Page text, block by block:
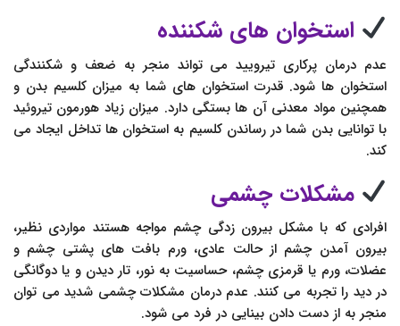
استخوان های شکننده
عدم درمان پرکاری تیرویید می تواند منجر به ضعف و شکنندگی
استخوان ها شود. قدرت استخوان های شما به میزان کلسیم بدن و
همچنین مواد معدنی آن ها بستگی دارد. میزان زیاد هورمون تیروئید
با توانایی بدن شما در رساندن کلسیم به استخوان ها تداخل ایجاد می
کند.
مشکلات چشمی
افرادی که با مشکل بیرون زدگی چشم مواجه هستند مواردی نظیر،
بیرون آمدن چشم از حالت عادی، ورم بافت های پشتی چشم و
عضلات، ورم یا قرمزی چشم، حساسیت به نور، تار دیدن و یا دوگانگی
در دید را تجربه می کنند. عدم درمان مشکلات چشمی شدید می توان
منجر به از دست دادن بینایی در فرد می شود.